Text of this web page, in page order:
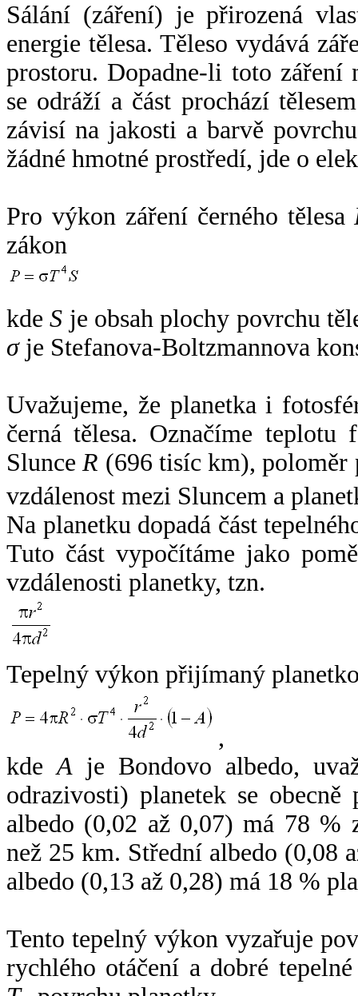
Sálání (záření) je přirozená
energie tělesa. Těleso vydává
prostoru. Dopadne-li toto záření
se odráží a část prochází
závisí na jakosti a barvě
žádné hmotné prostředí, jde o
Pro výkon záření černého tělesa
zákon
kdeS je obsah plochy povrchu
σje Stefanova-Boltzmannova
Uvažujeme, že planetka i
černá tělesa. Označíme
SlunceR (696 tisíc km),
vzdálenost mezi Sluncem a
Na planetku dopadá část
Tuto část vypočítáme jako
vzdálenosti planetky, tzn.
Tepelný výkon přijímaný
,
kdeA je Bondovo albedo,
odrazivosti) planetek se
albedo (0,02 až 0,07) má 78 %
než 25 km. Střední albedo (0,08
albedo (0,13 až 0,28) má 18 %
Tento tepelný výkon vyzařuje
rychlého otáčení a dobré